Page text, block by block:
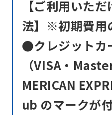
【ご利用いた
法】※初期費用
●クレジットカ
（VISA・
MERICAN
ub のマークが